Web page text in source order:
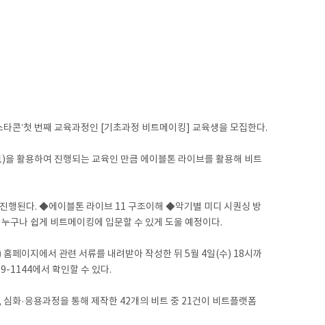
콘’첫 번째 교육과정인 [기초과정 비트메이킹] 교육생을 모집한다.
활용하여 진행되는 교육인 만큼 에이블톤 라이브를 활용해 비트
행된다. ◆에이블톤 라이브 11 구조이해 ◆악기별 미디 시퀀싱 방
구나 쉽게 비트메이킹에 입문할 수 있게 도울 예정이다.
페이지에서 관련 서류를 내려받아 작성한 뒤 5월 4일(수) 18시까
1144에서 확인할 수 있다.
화·응용과정을 통해 제작한 42개의 비트 중 21건이 비트플랫폼